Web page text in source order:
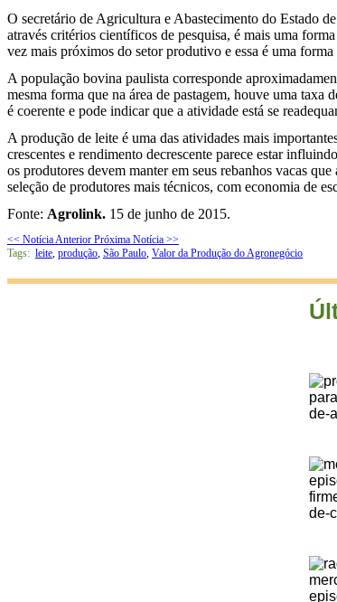
O secretário de Agricultura e Abastecimento do Estado
através critérios científicos de pesquisa, é mais uma
vez mais próximos do setor produtivo e essa é uma
A população bovina paulista corresponde
mesma forma que na área de pastagem, houve uma
é coerente e pode indicar que a atividade está se
A produção de leite é uma das atividades mais
crescentes e rendimento decrescente parece estar
os produtores devem manter em seus rebanhos vacas
seleção de produtores mais técnicos, com economia de
Fonte: Agrolink. 15 de junho de 2015.
<< Notícia Anterior Próxima Notícia >>
Tags: leite, produção, São Paulo, Valor da Produção do Agronegócio